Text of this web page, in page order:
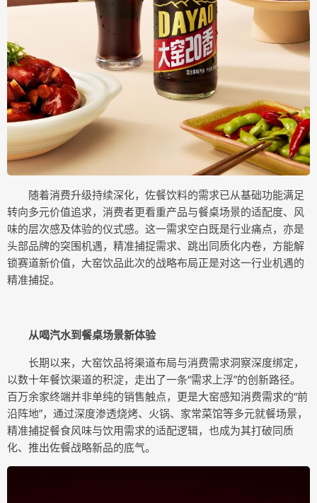
随着消费升级持续深化，佐餐饮料的需求已从基础功能满足
转向多元价值追求，消费者更看重产品与餐桌场景的适配度、风
味的层次感及体验的仪式感。这一需求空白既是行业痛点，亦是
头部品牌的突围机遇，精准捕捉需求、跳出同质化内卷，方能解
锁赛道新价值，大窑饮品此次的战略布局正是对这一行业机遇的
精准捕捉。
从喝汽水到餐桌场景新体验
长期以来，大窑饮品将渠道布局与消费需求洞察深度绑定，
以数十年餐饮渠道的积淀，走出了一条“需求上浮”的创新路径。
百万余家终端并非单纯的销售触点，更是大窑感知消费需求的“前
沿阵地”，通过深度渗透烧烤、火锅、家常菜馆等多元就餐场景，
精准捕捉餐食风味与饮用需求的适配逻辑，也成为其打破同质
化、推出佐餐战略新品的底气。